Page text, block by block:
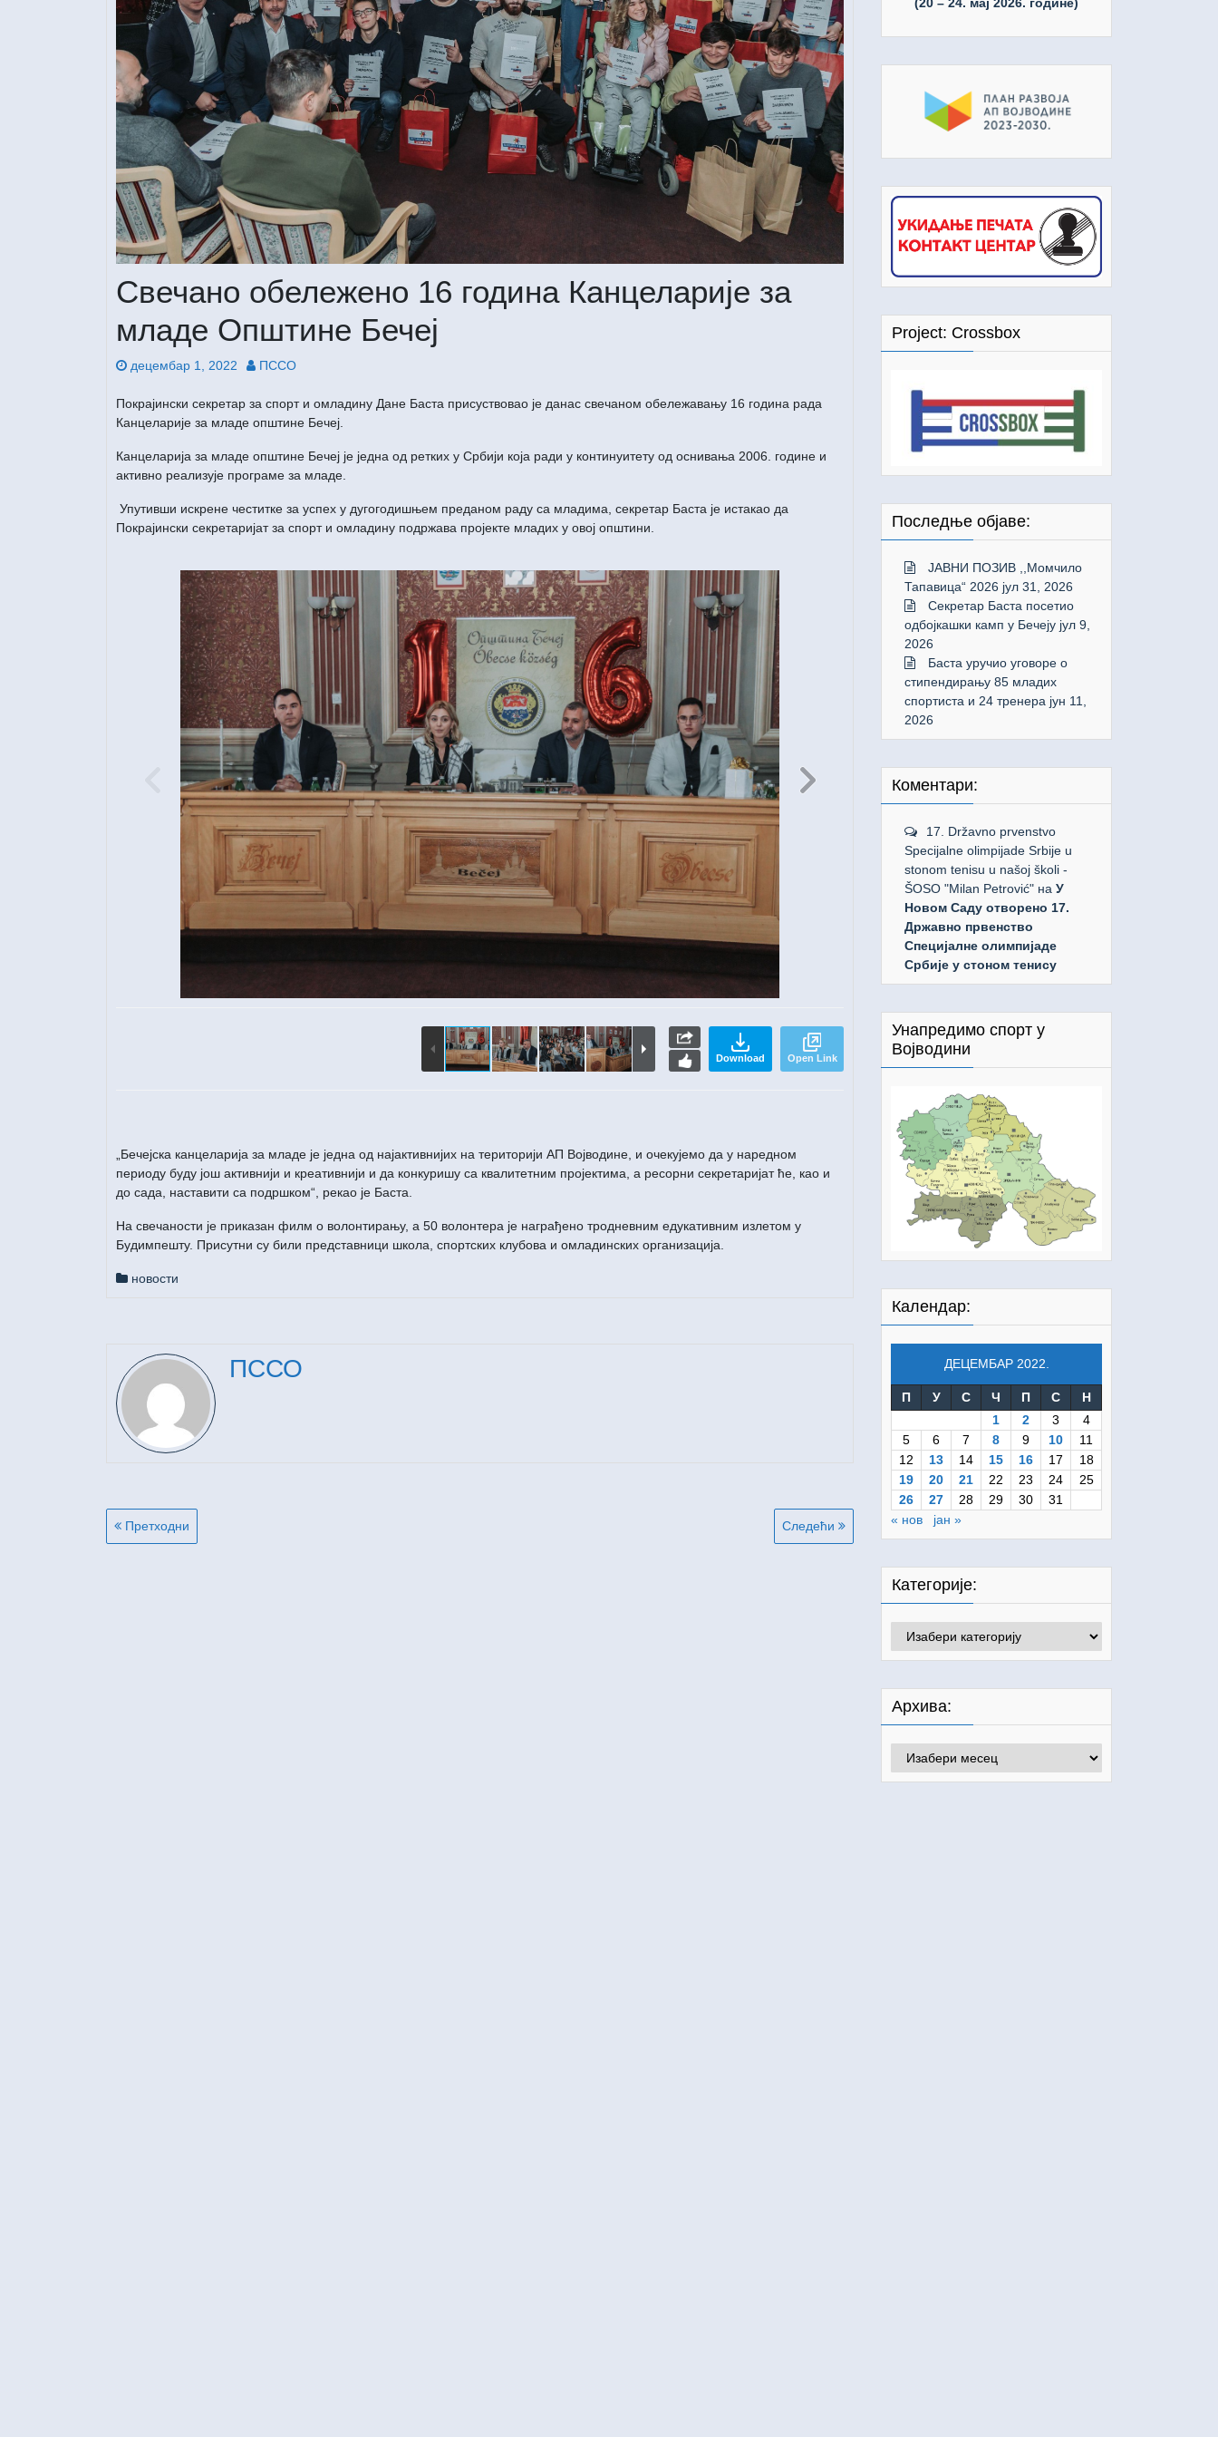
Свечано обележено 16 година Канцеларије за
младе Општине Бечеј
децембар 1, 2022 ПССО
Покрајински секретар за спорт и омладину Дане Баста присуствовао је данас свечаном обележавању 16 година рада
Канцеларије за младе општине Бечеј.
Канцеларија за младе општине Бечеј је једна од ретких у Србији која ради у континуитету од оснивања 2006. године и
активно реализује програме за младе.
Упутивши искрене честитке за успех у дугогодишњем преданом раду са младима, секретар Баста је истакао да
Покрајински секретаријат за спорт и омладину подржава пројекте младих у овој општини.
Download Open Link
S Slideshow M Maximize
„Бечејска канцеларија за младе је једна од најактивнијих на територији АП Војводине, и oчекујемо да у наредном
периоду буду још активнији и креативнији и да конкуришу са квалитетним пројектима, а ресорни секретаријат ће, као и
до сада, наставити са подршком“, рекао је Баста.
На свечаности је приказан филм о волонтирању, а 50 волонтера је награђено тродневним едукативним излетом у
Будимпешту. Присутни су били представници школа, спортских клубова и омладинских организација.
новости
ПССО
Кретање
Претходни Следећи
Project: Crossbox
Последње објаве:
ЈАВНИ ПОЗИВ ,,Момчило
Тапавица“ 2026 јул 31, 2026
Секретар Баста посетио
одбојкашки камп у Бечеју јул 9,
2026
Баста уручио уговоре о
стипендирању 85 младих
спортиста и 24 тренера јун 11,
2026
Коментари:
17. Državno prvenstvo
Specijalne olimpijade Srbije u
stonom tenisu u našoj školi -
ŠOSO "Milan Petrović" на У
Новом Саду отворено 17.
Државно првенство
Специјалне олимпијаде
Србије у стоном тенису
Унапредимо спорт у
Војводини
Календар:
ДЕЦЕМБАР 2022.
П У С Ч П С
Н
1
2 3
4
5
6 7 8 9 10
11
12
13 14 15 16 17
18
19
20 21 22 23 24
25
26
27 28 29 30
31
« нов
јан »
Категорије:
Категорије:
Архива:
Архива: